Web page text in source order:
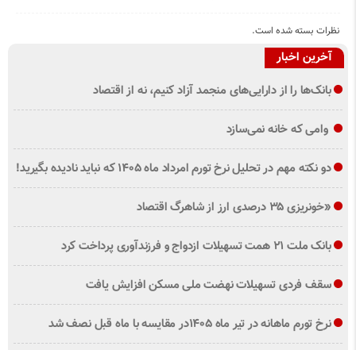
نظرات بسته شده است.
آخرین اخبار
بانک‌ها را از دارایی‌های منجمد آزاد کنیم، نه از اقتصاد
وامی که خانه نمی‌سازد
دو نکته مهم در تحلیل نرخ تورم امرداد ماه ۱۴۰۵ که نباید نادیده بگیرید!
«خونریزی ۳۵ درصدی ارز از شاهرگ اقتصاد
بانک ملت ۲۱ همت تسهیلات ازدواج و فرزندآوری پرداخت کرد
سقف فردی تسهیلات نهضت ملی مسکن افزایش یافت
نرخ تورم ماهانه در تیر ماه ۱۴۰۵در مقایسه با ماه قبل نصف شد